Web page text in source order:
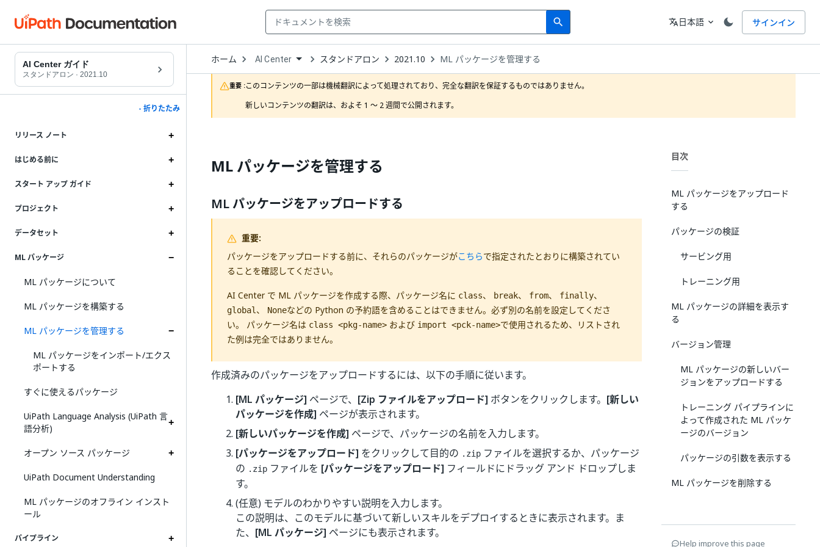
search
Search 言語
translate日本語 expand_more サインイン
AI Center ガイド
スタンドアロン · 2021.10
- 折りたたみ
リリース ノート
はじめる前に
スタート アップ ガイド
プロジェクト
データセット
ML パッケージ
ML パッケージについて
ML パッケージを構築する
ML パッケージを管理する
ML パッケージをインポート/エクス
ポートする
すぐに使えるパッケージ
UiPath Language Analysis (UiPath 言
語分析)
オープン ソース パッケージ
UiPath Document Understanding
ML パッケージのオフライン インスト
ール
パイプライン
ホーム Open
Dropdown
to
choose
product
AI Center スタンドアロン 2021.10 ML パッケージを管理する
重要 :このコンテンツの一部は機械翻訳によって処理されており、完全な翻訳を保証するものではありません。
新しいコンテンツの翻訳は、およそ 1 ～ 2 週間で公開されます。
ML パッケージを管理する
ML パッケージをアップロードする
重要:
パッケージをアップロードする前に、それらのパッケージがこちらで指定されたとおりに構築されてい
ることを確認してください。
AI Center で ML パッケージを作成する際、パッケージ名に class、 break、 from、 finally、
global 、 Noneなどの Python の予約語を含めることはできません。必ず別の名前を設定してくださ
い。 パッケージ名は class <pkg-name> および import <pck-name>で使用されるため、リストされ
た例は完全ではありません。
作成済みのパッケージをアップロードするには、以下の手順に従います。
[ML パッケージ] ページで、 [Zip ファイルをアップロード] ボタンをクリックします。 [新しい
パッケージを作成] ページが表示されます。
[新しいパッケージを作成] ページで、パッケージの名前を入力します。
[パッケージをアップロード] をクリックして目的の .zip ファイルを選択するか、パッケージ
の .zip ファイルを [パッケージをアップロード] フィールドにドラッグ アンド ドロップしま
す。
(任意) モデルのわかりやすい説明を入力します。
この説明は、このモデルに基づいて新しいスキルをデプロイするときに表示されます。ま
た、 [ML パッケージ] ページにも表示されます。
目次
ML パッケージをアップロード
する
パッケージの検証
サービング用
トレーニング用
ML パッケージの詳細を表示す
る
バージョン管理
ML パッケージの新しいバー
ジョンをアップロードする
トレーニング パイプラインに
よって作成された ML パッケ
ージのバージョン
パッケージの引数を表示する
ML パッケージを削除する
Help improve this page